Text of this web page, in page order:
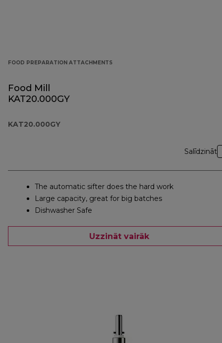
FOOD PREPARATION ATTACHMENTS
Food Mill
KAT20.000GY
KAT20.000GY
Salīdzināt
The automatic sifter does the hard work
Large capacity, great for big batches
Dishwasher Safe
Uzzināt vairāk